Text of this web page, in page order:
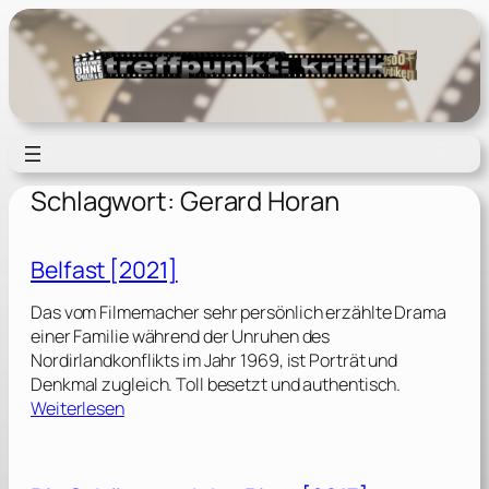
Zum
Inhalt
springen
Schlagwort: Gerard Horan
Belfast [2021]
Das vom Filmemacher sehr persönlich erzählte Drama
einer Familie während der Unruhen des
Nordirlandkonflikts im Jahr 1969, ist Porträt und
Denkmal zugleich. Toll besetzt und authentisch.
Weiterlesen: